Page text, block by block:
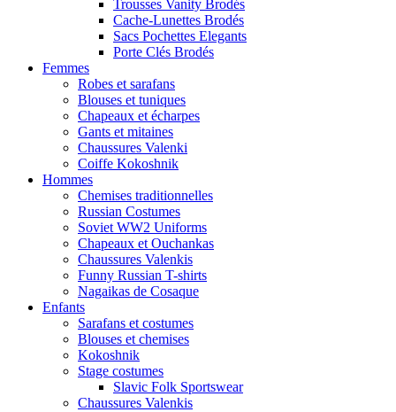
Trousses Vanity Brodés
Cache-Lunettes Brodés
Sacs Pochettes Elegants
Porte Clés Brodés
Femmes
Robes et sarafans
Blouses et tuniques
Chapeaux et écharpes
Gants et mitaines
Chaussures Valenki
Coiffe Kokoshnik
Hommes
Chemises traditionnelles
Russian Costumes
Soviet WW2 Uniforms
Chapeaux et Ouchankas
Chaussures Valenkis
Funny Russian T-shirts
Nagaikas de Cosaque
Enfants
Sarafans et costumes
Blouses et chemises
Kokoshnik
Stage costumes
Slavic Folk Sportswear
Chaussures Valenkis